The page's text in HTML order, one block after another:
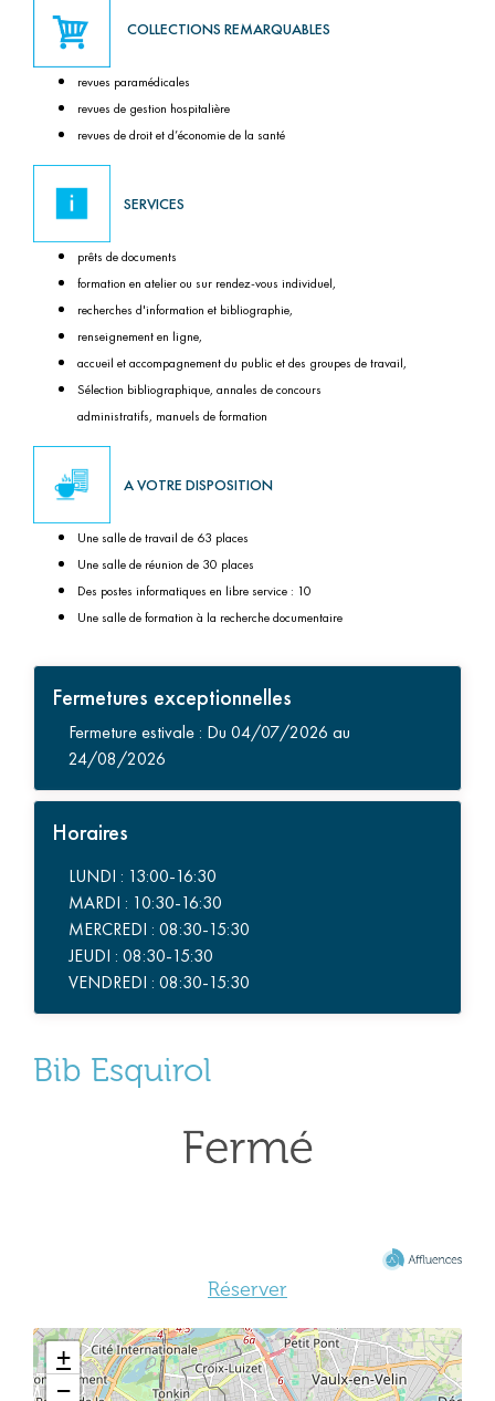
COLLECTIONS REMARQUABLES
revues paramédicales
revues de gestion hospitalière
revues de droit et d’économie de la santé
SERVICES
prêts de documents
formation en atelier ou sur rendez-vous individuel,
recherches d'information et bibliographie,
renseignement en ligne,
accueil et accompagnement du public et des groupes de travail,
Sélection bibliographique, annales de concours
administratifs, manuels de formation
A VOTRE DISPOSITION
Une salle de travail de 63 places
Une salle de réunion de 30 places
Des postes informatiques en libre service : 10
Une salle de formation à la recherche documentaire
Fermetures exceptionnelles
Fermeture estivale : Du 04/07/2026 au
24/08/2026
Horaires
LUNDI : 13:00-16:30
MARDI : 10:30-16:30
MERCREDI : 08:30-15:30
JEUDI : 08:30-15:30
VENDREDI : 08:30-15:30
Bib Esquirol
Réserver
+
−